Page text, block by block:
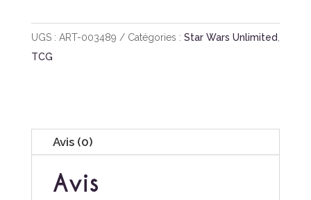
UGS : ART-003489 Catégories : Star Wars Unlimited,
TCG
Avis (0)
Avis